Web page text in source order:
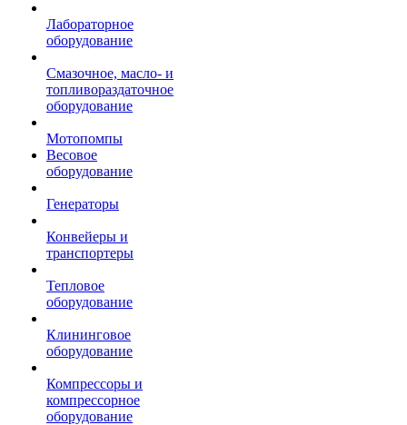
Лабораторное
оборудование
Смазочное, масло- и
топливораздаточное
оборудование
Мотопомпы
Весовое
оборудование
Генераторы
Конвейеры и
транспортеры
Тепловое
оборудование
Клининговое
оборудование
Компрессоры и
компрессорное
оборудование